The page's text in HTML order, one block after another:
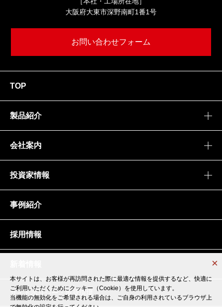
本サイトは、お客様が再訪問された際に最適な情報を提供するなど、快適に
ご利用いただくためにクッキー（Cookie）を使用しています。
当機能の無効化をご希望される場合は、ご自身の利用されているブラウザ上
本サイトは、お客様が再訪問された際に最適な情報を提供するなど、快適に
ご利用いただくためにクッキー（Cookie）を使用しています。
当機能の無効化をご希望される場合は、ご自身の利用されているブラウザ上
大阪府大東市深野南町1番1号
お問い合わせフォーム
TOP
製品紹介
会社案内
投資家情報
事例紹介
採用情報
サイトポリシー・推奨環境